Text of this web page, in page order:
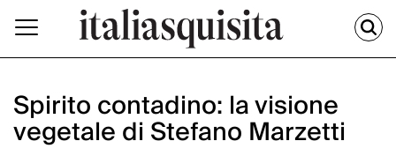
Spirito contadino: la visione
vegetale di Stefano Marzetti